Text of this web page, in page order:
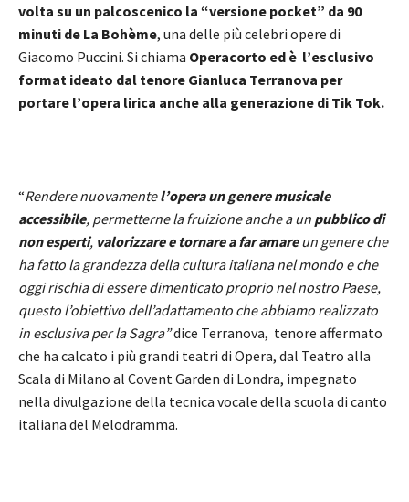
volta su un palcoscenico la “versione pocket” da 90
minuti de La Bohème, una delle più celebri opere di
Giacomo Puccini. Si chiama Operacorto ed è l’esclusivo
format ideato dal tenore Gianluca Terranova per
portare l’opera lirica anche alla generazione di Tik Tok.
“Rendere nuovamentel’opera un genere musicale
accessibile, permetterne la fruizione anche a un pubblico di
non esperti, valorizzare e tornare a far amareun genere che
ha fatto la grandezza della cultura italiana nel mondo e che
oggi rischia di essere dimenticato proprio nel nostro Paese,
questo l’obiettivo dell’adattamento che abbiamo realizzato
in esclusiva per la Sagra”dice Terranova, tenore affermato
che ha calcato i più grandi teatri di Opera, dal Teatro alla
Scala di Milano al Covent Garden di Londra, impegnato
nella divulgazione della tecnica vocale della scuola di canto
italiana del Melodramma.